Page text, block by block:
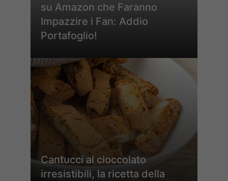
su Amazon che Faranno
Impazzire i Fan: Addio
Portafoglio!
Cantucci al cioccolato
irresistibili, la ricetta della